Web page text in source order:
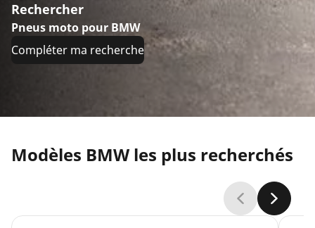
Rechercher
Pneus moto pour BMW
Compléter ma recherche
Modèles BMW les plus recherchés